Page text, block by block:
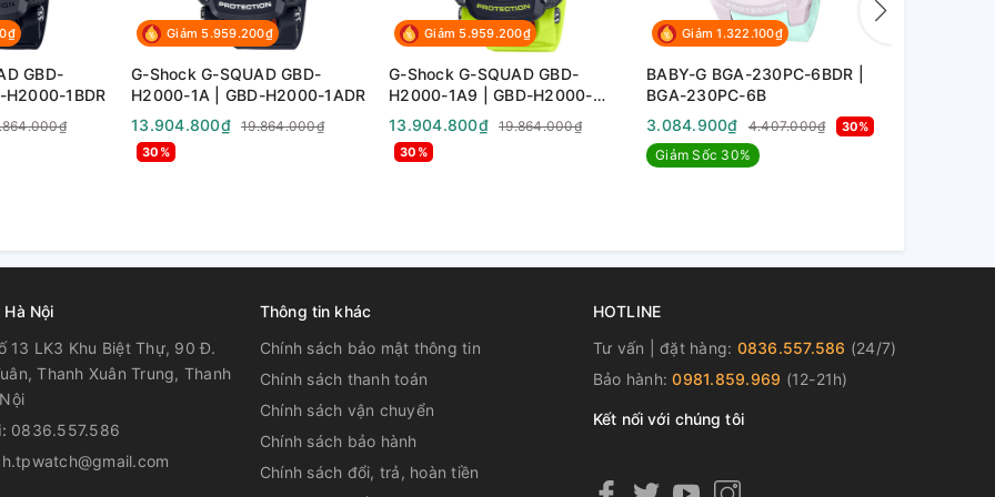
thời gian về đích thứ nhất-thứ hai
1 phút đến 60 phút (khoảng tăng 1
GBD-
H2000-1BDR
Giảm 5.959.200₫
G-Shock G-SQUAD GBD-
H2000-1A | GBD-H2000-1ADR
13.904.800₫
19.864.000₫
30%
Giảm 5.959.200₫
G-Shock G-SQUAD GBD-
H2000-1A9 | GBD-H2000-
1A9DR
13.904.800₫ 19.864.000₫
30%
Giảm 1.322.100₫
BABY-G BGA-230PC-6BDR |
BGA-230PC-6B
3.084.900₫
4.407.000₫ 30%
Giảm Sốc 30%
Hà Nội
13 LK3 Khu Biệt Thự, 90 Đ.
Thanh Xuân Trung, Thanh
0836.557.586
Thông tin khác
Chính sách bảo mật thông tin
Chính sách thanh toán
Chính sách vận chuyển
Chính sách bảo hành
Chính sách đổi, trả, hoàn tiền
HOTLINE
Tư vấn | đặt hàng: 0836.557.586 (24/7)
Bảo hành:0981.859.969 (12-21h)
Kết nối với chúng tôi